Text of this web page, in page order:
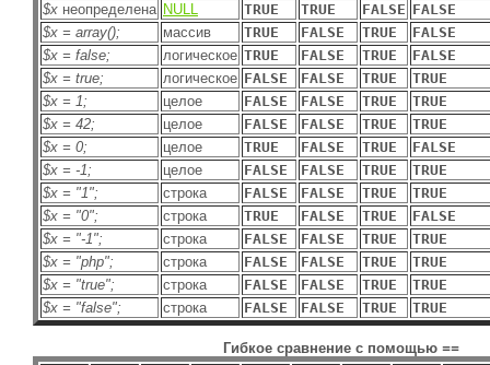
$x неопределена NULL TRUE TRUE FALSE FALSE
$x = array();
массив TRUE FALSE TRUE
FALSE
$x = false;
логическое TRUE FALSE TRUE
FALSE
$x = true;
логическое FALSE FALSE TRUE
TRUE
$x = 1;
целое FALSE FALSE TRUE
TRUE
$x = 42;
целое FALSE FALSE TRUE
TRUE
$x = 0;
целое TRUE FALSE TRUE
FALSE
$x = -1;
целое FALSE FALSE TRUE
TRUE
$x = "1";
строка FALSE FALSE TRUE
TRUE
$x = "0";
строка TRUE FALSE TRUE
FALSE
$x = "-1";
строка FALSE FALSE TRUE
TRUE
$x = "php";
строка FALSE FALSE TRUE
TRUE
$x = "true";
строка FALSE FALSE TRUE
TRUE
$x = "false";
строка FALSE FALSE TRUE TRUE
Гибкое сравнение с помощью ==